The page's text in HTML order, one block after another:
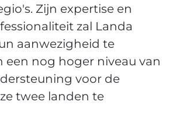
Zijn expertise en
zal Landa
aanwezigheid te
een nog hoger niveau van
voor de
twee landen te